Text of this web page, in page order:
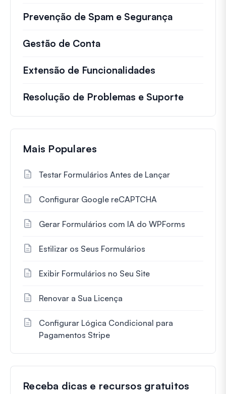
Prevenção de Spam e Segurança
Gestão de Conta
Extensão de Funcionalidades
Resolução de Problemas e Suporte
Mais Populares
Testar Formulários Antes de Lançar
Configurar Google reCAPTCHA
Gerar Formulários com IA do WPForms
Estilizar os Seus Formulários
Exibir Formulários no Seu Site
Renovar a Sua Licença
Configurar Lógica Condicional para
Pagamentos Stripe
Receba dicas e recursos gratuitos